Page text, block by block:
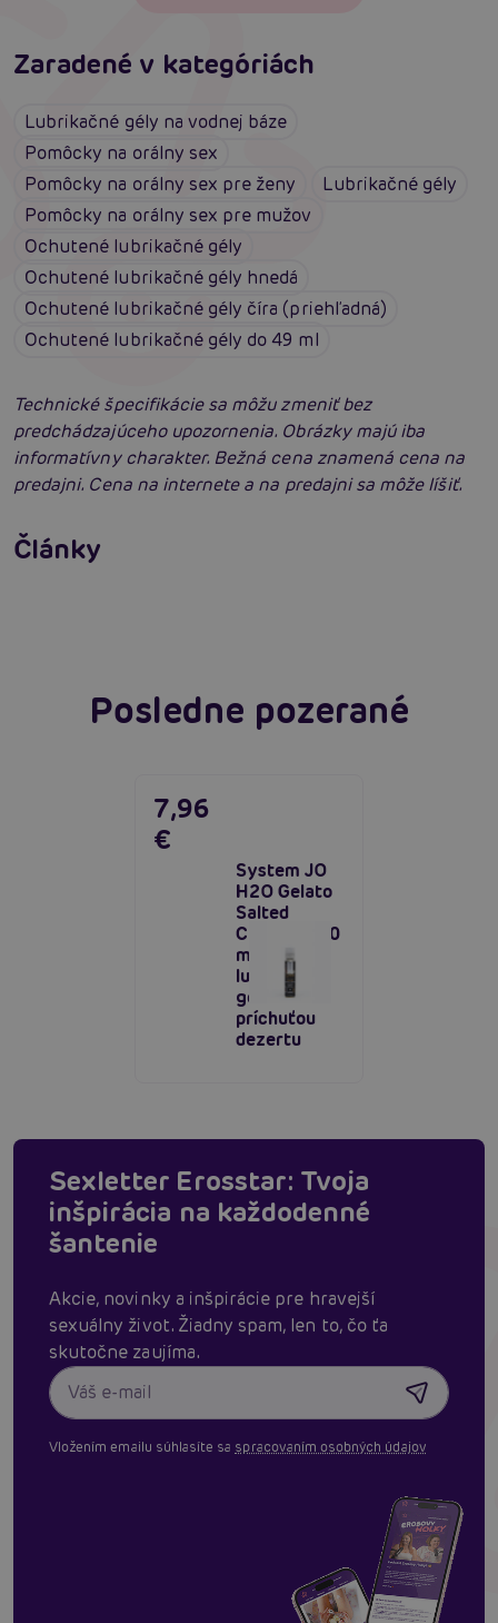
Zaradené v kategóriách
Lubrikačné gély na vodnej báze
Pomôcky na orálny sex
Pomôcky na orálny sex pre ženy
Lubrikačné gély
Pomôcky na orálny sex pre mužov
Ochutené lubrikačné gély
Ochutené lubrikačné gély hnedá
Ochutené lubrikačné gély číra (priehľadná)
Ochutené lubrikačné gély do 49 ml
Technické špecifikácie sa môžu zmeniť bez
predchádzajúceho upozornenia. Obrázky majú iba
informatívny charakter. Bežná cena znamená cena na
predajni. Cena na internete a na predajni sa môže líšiť.
Články
Ako na zlepšenie a podporu erekcie
Čítať viacej
Erotická inteligencia: Príručka Sexiómov
Posledne pozerané
System JO
H2O Gelato
Salted
Caramel (30
ml),
lubrikačný
gél s
príchuťou
dezertu
7,96
€
Sexletter Erosstar: Tvoja
inšpirácia na každodenné
šantenie
Akcie, novinky a inšpirácie pre hravejší
sexuálny život. Žiadny spam, len to, čo ťa
skutočne zaujíma.
Vložením emailu súhlasíte sa spracovaním osobných údajov